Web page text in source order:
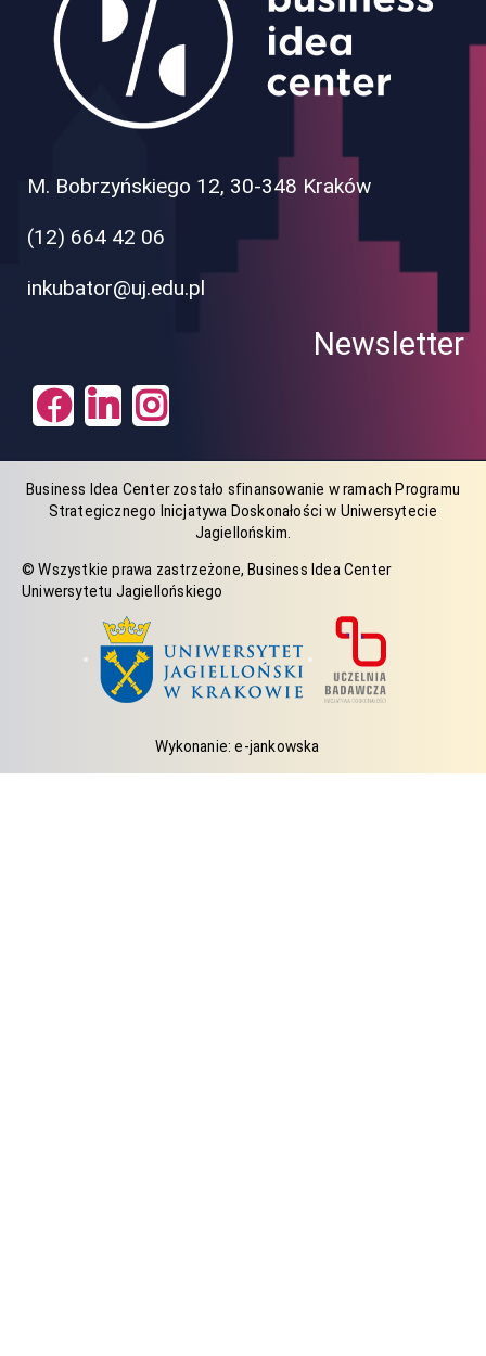
Obraz
M. Bobrzyńskiego 12, 30-348 Kraków
(12) 664 42 06
inkubator@uj.edu.pl
Newsletter
Business Idea Center zostało sfinansowanie w ramach Programu
Strategicznego Inicjatywa Doskonałości w Uniwersytecie
Jagiellońskim.
© Wszystkie prawa zastrzeżone, Business Idea Center
Uniwersytetu Jagiellońskiego
Wykonanie: e-jankowska